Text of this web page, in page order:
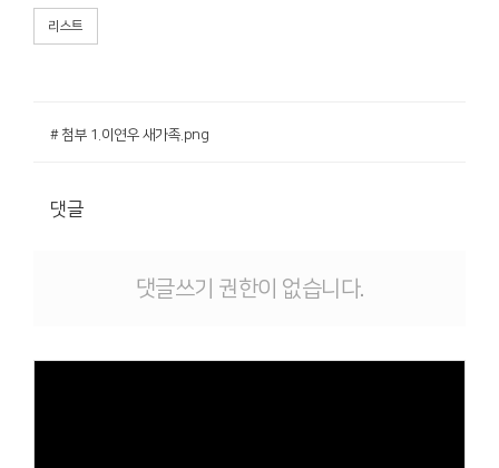
리스트
# 첨부 1.이연우 새가족.png
댓글
댓글쓰기 권한이 없습니다.